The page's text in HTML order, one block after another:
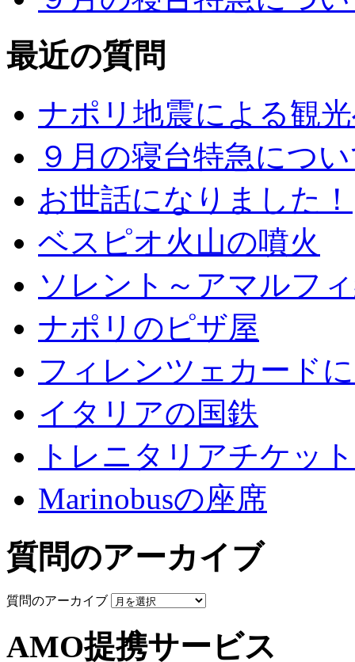
最近の質問
ナポリ地震による観
９月の寝台特急につ
お世話になりました！
ベスピオ火山の噴火
ソレント～アマルフ
ナポリのピザ屋
フィレンツェカード
イタリアの国鉄
トレニタリアチケッ
Marinobusの座席
質問のアーカイブ
質問のアーカイブ
AMO提携サービス